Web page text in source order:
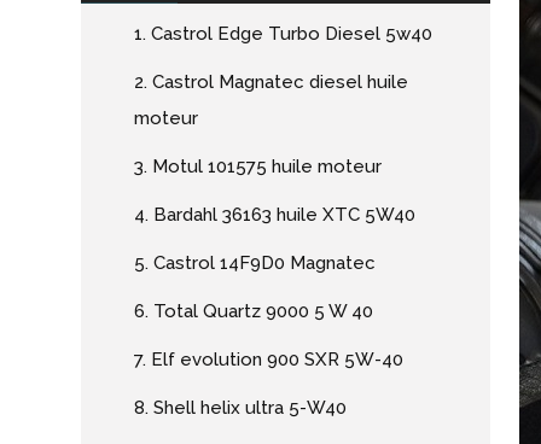
1. Castrol Edge Turbo Diesel 5w40
2. Castrol Magnatec diesel huile
moteur
3. Motul 101575 huile moteur
4. Bardahl 36163 huile XTC 5W40
5. Castrol 14F9D0 Magnatec
6. Total Quartz 9000 5 W 40
7. Elf evolution 900 SXR 5W-40
8. Shell helix ultra 5-W40